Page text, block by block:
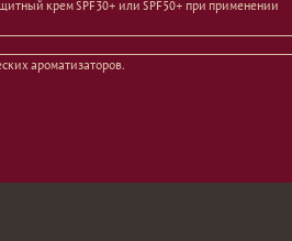
крем SPF 30+ или SPF 50+ при применении
ароматизаторов.
за руками